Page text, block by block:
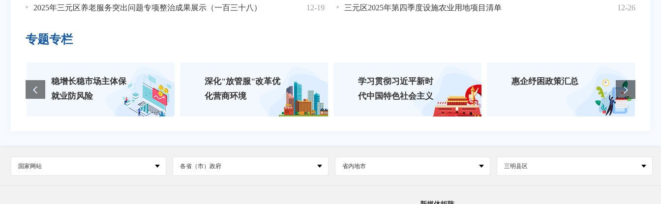
12-19
2025年三元区养老服务突出问题专项整治成果展示（一百三十八） 04-01
《三明市残疾儿童康复救助服务协议管理机构及康复救助对象扶助办法》 三元区
06-27
三元区水利局涉企行政检查事项清单 12-26
三元区2025年第四季度设施农业用地项目清单
专题专栏
稳增长稳市场主体保
就业防风险
深化"放管服"改革优
化营商环境
学习贯彻习近平新时
代中国特色社会主义
惠企纾困政策汇总
国家网站 各省（市）政府 省内地市 三明县区